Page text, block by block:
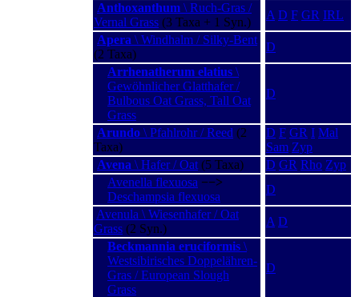
Anthoxanthum \ Ruch-Gras /
Vernal Grass (3 Taxa + 1 Syn.)
A D F GR IRL
Apera \ Windhalm / Silky-Bent
(2 Taxa)
D
Arrhenatherum elatius \
Gewöhnlicher Glatthafer /
Bulbous Oat Grass, Tall Oat
Grass
D
Arundo \ Pfahlrohr / Reed (2
Taxa)
D F GR I Mal
Sam Zyp
Avena \ Hafer / Oat (5 Taxa) D GR Rho Zyp
Avenella flexuosa −−>
Deschampsia flexuosa
D
Avenula \ Wiesenhafer / Oat
Grass (2 Syn.)
A D
Beckmannia eruciformis \
Westsibirisches Doppelähren-
Gras / European Slough
Grass
D